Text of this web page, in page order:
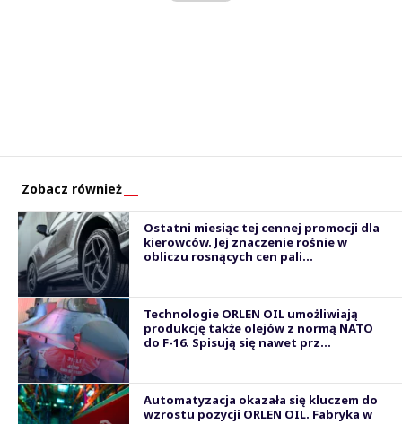
Zobacz również
Ostatni miesiąc tej cennej promocji dla
kierowców. Jej znaczenie rośnie w
obliczu rosnących cen pali...
Technologie ORLEN OIL umożliwiają
produkcję także olejów z normą NATO
do F-16. Spisują się nawet prz...
Automatyzacja okazała się kluczem do
wzrostu pozycji ORLEN OIL. Fabryka w